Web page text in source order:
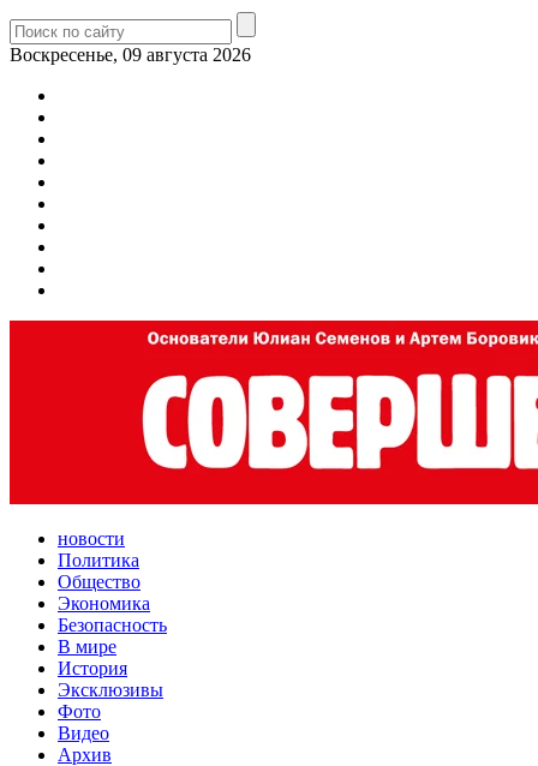
Воскресенье, 09 августа 2026
новости
Политика
Общество
Экономика
Безопасность
В мире
История
Эксклюзивы
Фото
Видео
Архив